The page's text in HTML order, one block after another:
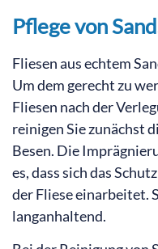
Pflege von
Fliesen aus echtem
Um dem gerecht zu
Fliesen nach der
reinigen Sie zunächst
Besen. Die
es, dass sich das
der Fliese einarbeitet.
langanhaltend.